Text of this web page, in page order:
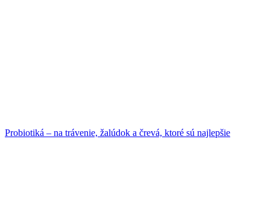
Probiotiká – na trávenie, žalúdok a črevá, ktoré sú najlepšie